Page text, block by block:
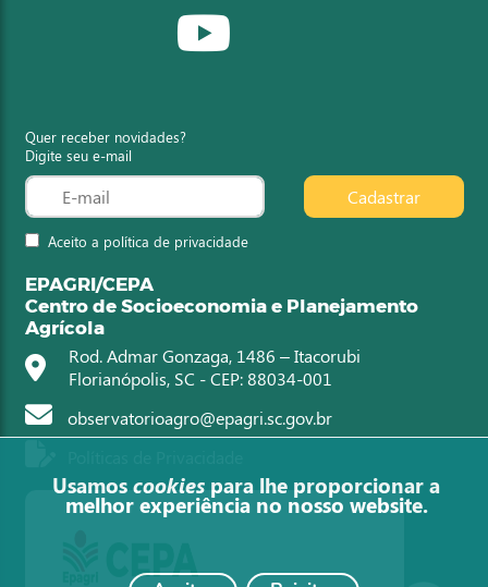
Quer receber novidades?
Digite seu e-mail
Aceito a política de privacidade
Cadastrar
EPAGRI/CEPA
Centro de Socioeconomia e Planejamento
Agrícola
Rod. Admar Gonzaga, 1486 – Itacorubi
Florianópolis, SC - CEP: 88034-001
observatorioagro@epagri.sc.gov.br
Usamos cookies para lhe proporcionar a
melhor experiência no nosso website.